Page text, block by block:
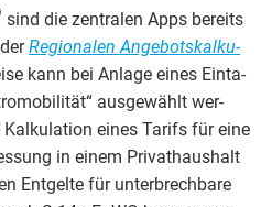
sind die zen­tra­len Apps bereits
Regio­na­len Ange­bots­kal­ku­
kann bei Anla­ge eines Ein­ta­
aus­ge­wählt wer­
eines Tarifs für eine
in einem Pri­vat­haus­halt
Ent­gel­te für unter­brech­ba­re